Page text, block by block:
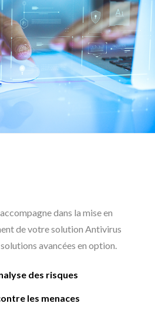
dans la mise en
de votre solution Antivirus
avancées en option.
des risques
les menaces